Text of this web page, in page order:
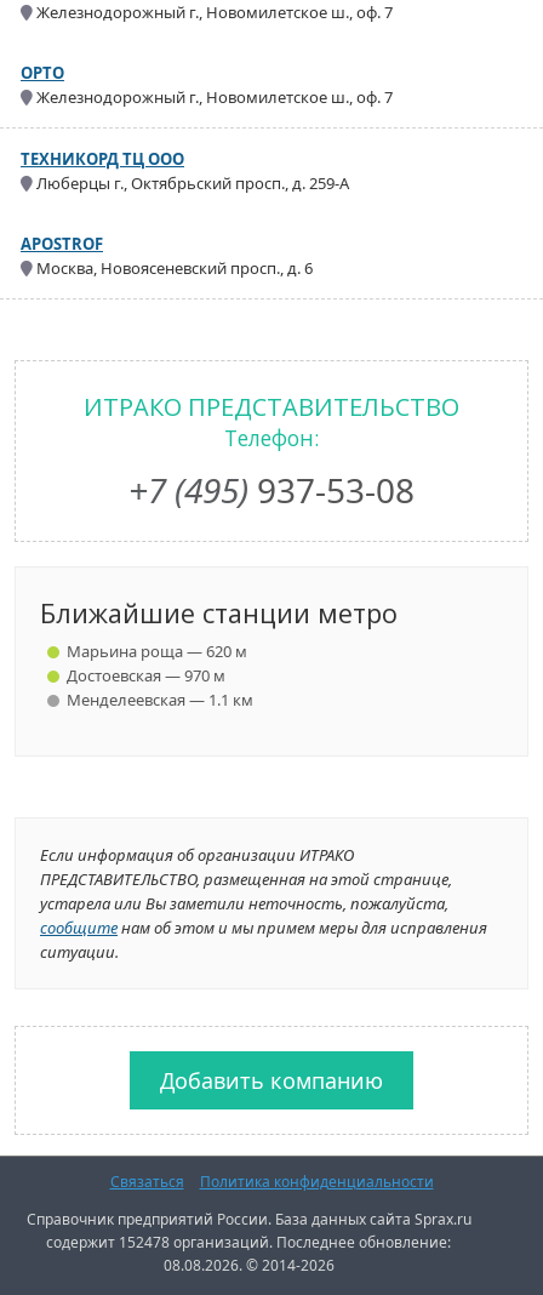
Железнодорожный г., Новомилетское ш., оф. 7
ОРТО
Железнодорожный г., Новомилетское ш., оф. 7
ТЕХНИКОРД ТЦ ООО
Люберцы г., Октябрьский просп., д. 259-А
APOSTROF
Москва, Новоясеневский просп., д. 6
ИТРАКО ПРЕДСТАВИТЕЛЬСТВО
Телефон:
+7 (495) 937-53-08
Ближайшие станции метро
Марьина роща — 620 м
Достоевская — 970 м
Менделеевская — 1.1 км
Если информация об организации ИТРАКО
ПРЕДСТАВИТЕЛЬСТВО, размещенная на этой странице,
устарела или Вы заметили неточность, пожалуйста,
сообщитенам об этом и мы примем меры для исправления
ситуации.
Добавить компанию
Связаться
Политика конфиденциальности
Справочник предприятий России. База данных сайта Sprax.ru
содержит 152478 организаций. Последнее обновление:
08.08.2026. © 2014-2026